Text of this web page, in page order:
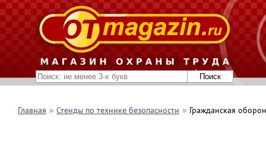
Главная Стенды по технике безопасности Гражданская